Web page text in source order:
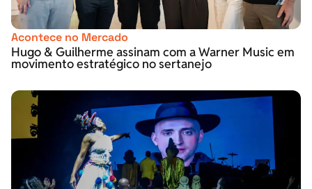
Acontece no Mercado
Hugo & Guilherme assinam com a Warner Music em
movimento estratégico no sertanejo